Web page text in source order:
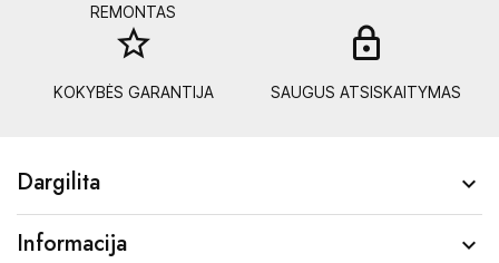
REMONTAS
star_border
KOKYBĖS GARANTIJA SAUGUS ATSISKAITYMAS
Dargilita 
Informacija 